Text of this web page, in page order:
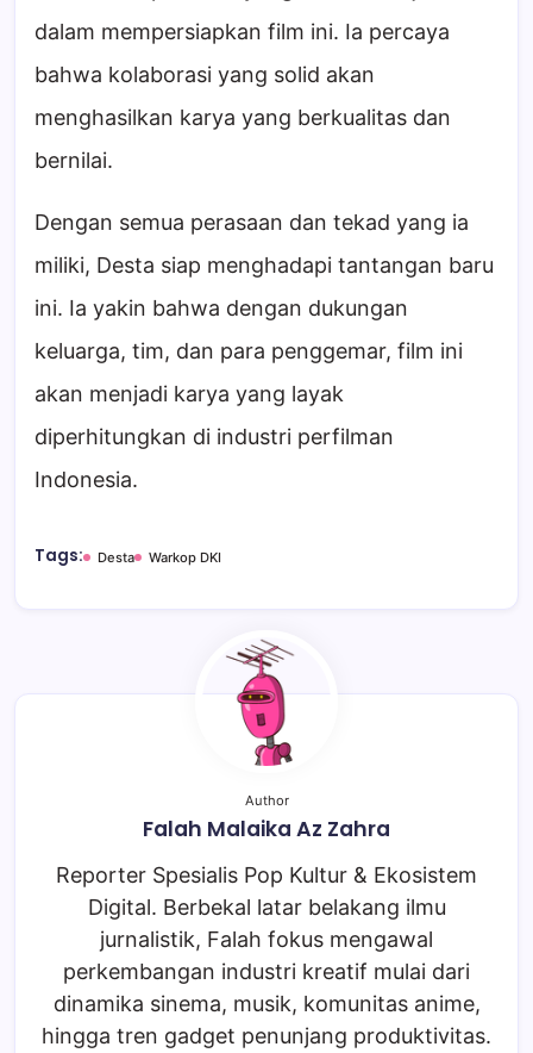
dalam mempersiapkan film ini. Ia percaya
bahwa kolaborasi yang solid akan
menghasilkan karya yang berkualitas dan
bernilai.
Dengan semua perasaan dan tekad yang ia
miliki, Desta siap menghadapi tantangan baru
ini. Ia yakin bahwa dengan dukungan
keluarga, tim, dan para penggemar, film ini
akan menjadi karya yang layak
diperhitungkan di industri perfilman
Indonesia.
Tags: Desta Warkop DKI
Author
Falah Malaika Az Zahra
Reporter Spesialis Pop Kultur & Ekosistem
Digital. Berbekal latar belakang ilmu
jurnalistik, Falah fokus mengawal
perkembangan industri kreatif mulai dari
dinamika sinema, musik, komunitas anime,
hingga tren gadget penunjang produktivitas.